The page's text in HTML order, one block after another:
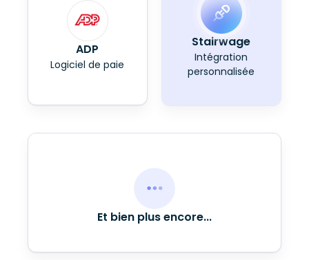
ADP
Logiciel de paie
Stairwage
Intégration
personnalisée
Et bien plus encore...